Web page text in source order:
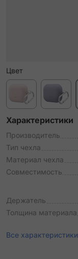
Цвет
Характеристики
Производитель
Тип чехла
Материал чехла
Совместимость
Держатель
Толщина материала
Все характеристики